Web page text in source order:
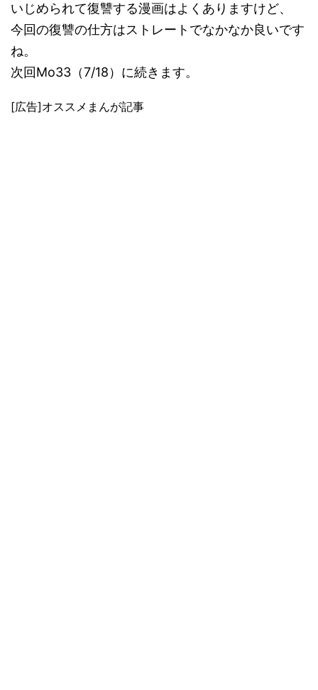
いじめられて復讐する漫画はよくありますけど、
今回の復讐の仕方はストレートでなかなか良いです
ね。
次回Mo33（7/18）に続きます。
[広告]オススメまんが記事